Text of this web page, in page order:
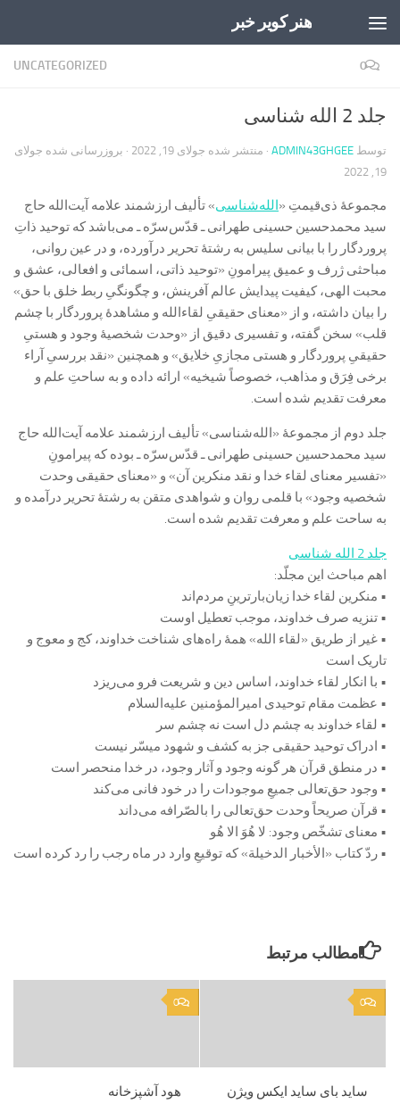
هنر کویر خبر
UNCATEGORIZED 0
جلد 2 الله شناسی
توسط ADMIN43GHGEE · منتشر شده جولای 19, 2022 · بروزرسانی شده جولای
19, 2022
مجموعۀ ذی‌قیمتِ «الله‌شناسی» تألیف ارزشمند علامه آیت‌الله حاج
سید محمد‌حسین حسینی طهرانی ـ قدّس‌سرّه ـ می‌باشد که توحید ذاتِ
پروردگار را با بیانی سلیس به رشتۀ تحریر درآورده، و در عین روانی،
مباحثی ژرف و عمیق پیرامونِ «توحید ذاتی، اسمائی و افعالی، عشق و
محبت الهی، کیفیت پیدایش عالم آفرینش، و چگونگیِ ربط خلق با حق»
را بیان داشته، و از «معنای حقیقیِ لقاء‌الله و مشاهدۀ پروردگار با چشم
قلب» سخن گفته، و تفسیری دقیق از «وحدت شخصیۀ وجود و هستیِ
حقیقیِ پروردگار و هستی مجازیِ خلایق» و همچنین «نقد بررسیِ آراء
برخی فِرَق و مذاهب، خصوصاً شیخیه» ارائه داده و به ساحتِ علم و
معرفت تقدیم شده است.
جلد دوم از مجموعۀ «الله‌شناسی» تألیف ارزشمند علامه آیت‌الله حاج
سید محمد‌حسین حسینی طهرانی ـ قدّس‌سرّه ـ بوده که پیرامونِ
«تفسیر معنای لقاء خدا و نقد منکرین آن» و «معنای حقیقی وحدت
شخصیه وجود» با قلمی روان و شواهدی متقن به رشتۀ تحریر درآمده و
به ساحت علم و معرفت تقدیم شده است.
جلد 2 الله شناسی
اهم مباحث این مجلّد:
• منکرین لقاء خدا زیان‌بارترینِ مردم‌اند
• تنزیه صرف خداوند، موجب تعطیل اوست
• غیر از طریق «لقاء الله» همۀ راه‌های شناخت خداوند، کج و معوج و
تاریک است
• با انکار لقاء خداوند، اساس دین و شریعت فرو می‌ریزد
• عظمت مقام توحیدی امیرالمؤمنین علیه‌السلام
• لقاء خداوند به چشم دل است نه چشم سر
• ادراک توحید حقیقی جز به کشف و شهود میسّر نیست
• در منطق قرآن هر گونه وجود و آثار وجود، در خدا منحصر است
• وجود حق‌تعالی جمیعِ موجودات را در خود فانی می‌کند
• قرآن صریحاً وحدت حق‌تعالی را بالصّرافه می‌داند
• معنای تشخّص وجود: لا هُوَ الا هُو
• ردّ کتاب «الأخبار الدخیلة» که توقیعِ وارد در ماه رجب را رد کرده است
مطالب مرتبط
0
هود آشپزخانه
0
ساید بای ساید ایکس ویژن